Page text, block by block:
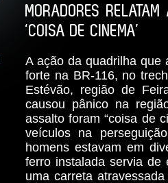
MORADORES
‘COISA DE CINEMA’
A ação da quadrilha que
forte na BR-116, no
Estévão, região de
causou pânico na
assalto foram “coisa de
veículos na
homens estavam em
ferro instalada servia de
uma carreta